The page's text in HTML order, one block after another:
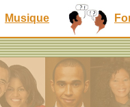
Musique